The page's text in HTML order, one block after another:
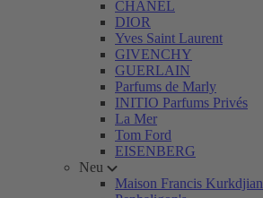
CHANEL
DIOR
Yves Saint Laurent
GIVENCHY
GUERLAIN
Parfums de Marly
INITIO Parfums Privés
La Mer
Tom Ford
EISENBERG
Neu
Maison Francis Kurkdjian